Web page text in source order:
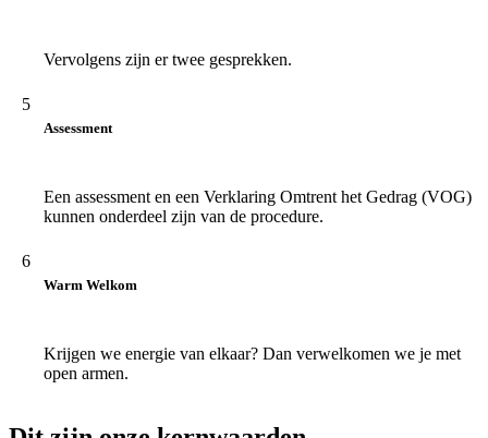
Vervolgens zijn er twee gesprekken.
5
Assessment
Een assessment en een Verklaring Omtrent het Gedrag (VOG)
kunnen onderdeel zijn van de procedure.
6
Warm Welkom
Krijgen we energie van elkaar? Dan verwelkomen we je met
open armen.